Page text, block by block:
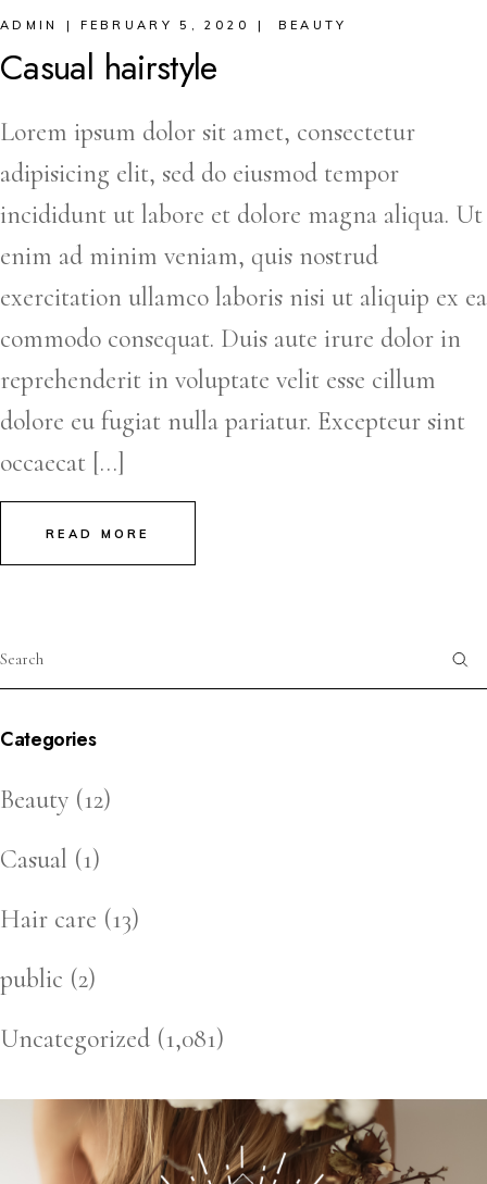
ADMIN FEBRUARY 5, 2020 BEAUTY
Casual hairstyle
Lorem ipsum dolor sit amet, consectetur
adipisicing elit, sed do eiusmod tempor
incididunt ut labore et dolore magna aliqua. Ut
enim ad minim veniam, quis nostrud
exercitation ullamco laboris nisi ut aliquip ex ea
commodo consequat. Duis aute irure dolor in
reprehenderit in voluptate velit esse cillum
dolore eu fugiat nulla pariatur. Excepteur sint
occaecat […]
READ MORE
Categories
Beauty (12)
Casual (1)
Hair care (13)
public (2)
Uncategorized (1,081)